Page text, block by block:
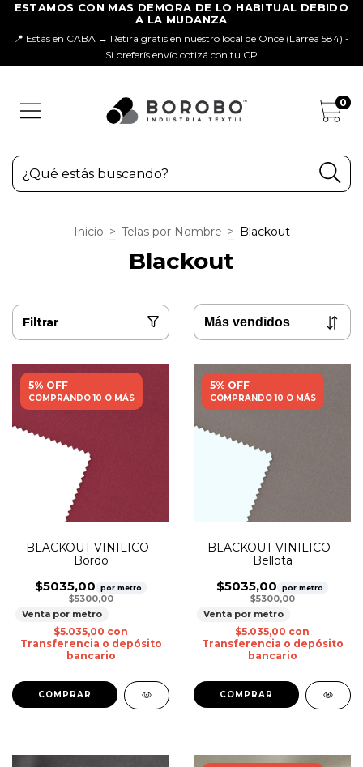
📍 Estás en CABA → Retira gratis en nuestro local de Once (Larrea 584) -
Si preferís envío cotizá con tu CP
0
Inicio > Telas por Nombre > Blackout
Blackout
Filtrar
5% OFF
COMPRANDO 10 O MÁS
BLACKOUT VINILICO -
Bordo
$5035,00 por metro
$5300,00
Venta por metro
$5.035,00 con
Transferencia o depósito
bancario
5% OFF
COMPRANDO 10 O MÁS
BLACKOUT VINILICO -
Bellota
$5035,00 por metro
$5300,00
Venta por metro
$5.035,00 con
Transferencia o depósito
bancario